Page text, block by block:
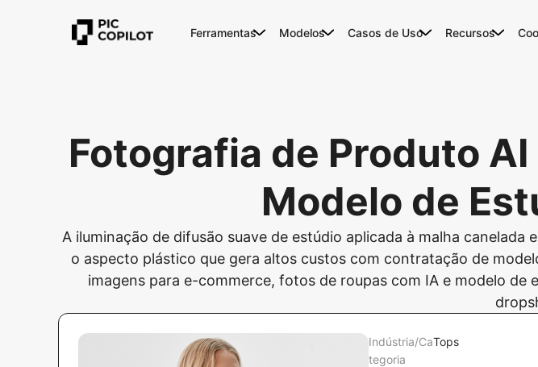
Ferramentas Modelos Casos de Uso Recursos
Fotografia de Produto
Modelo de
A iluminação de difusão suave de estúdio aplicada à malha
o aspecto plástico que gera altos custos com contratação de
imagens para e-commerce, fotos de roupas com IA e modelo de
Indústria/Ca
tegoria
Tops